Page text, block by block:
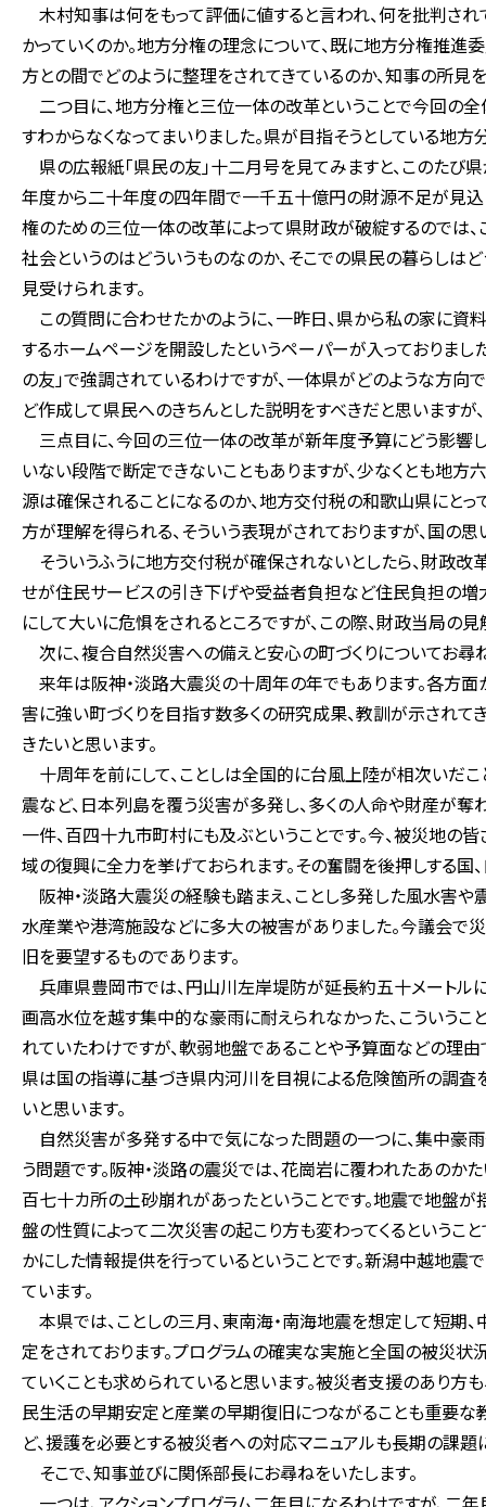
木村知事は何をもって評価に値すると言われ、何を批判さ
かっていくのか。地方分権の理念について、既に地方分権推
方との間でどのように整理をされてきているのか、知事の所見
二つ目に、地方分権と三位一体の改革ということで今回の全
すわからなくなってまいりました。県が目指そうとしている地
県の広報紙「県民の友」十二月号を見てみますと、このたび
年度から二十年度の四年間で一千五十億円の財源不足が見込
権のための三位一体の改革によって県財政が破綻するのでは
社会というのはどういうものなのか、そこでの県民の暮らし
見受けられます。
この質問に合わせたかのように、一昨日、県から私の家
するホームページを開設したというペーパーが入っておりま
の友」で強調されているわけですが、一体県がどのような方向
ど作成して県民へのきちんとした説明をすべきだと思いますが
三点目に、今回の三位一体の改革が新年度予算にどう影響
いない段階で断定できないこともありますが、少なくとも地
源は確保されることになるのか、地方交付税の和歌山県にと
方が理解を得られる、そういう表現がされておりますが、国の
そういうふうに地方交付税が確保されないとしたら、財政改
せが住民サービスの引き下げや受益者負担など住民負担の増
にして大いに危惧をされるところですが、この際、財政当局の
次に、複合自然災害への備えと安心の町づくりについてお尋
来年は阪神・淡路大震災の十周年の年でもあります。各方
害に強い町づくりを目指す数多くの研究成果、教訓が示され
きたいと思います。
十周年を前にして、ことしは全国的に台風上陸が相次いだ
震など、日本列島を覆う災害が多発し、多くの人命や財産が
一件、百四十九市町村にも及ぶということです。今、被災地の
域の復興に全力を挙げておられます。その奮闘を後押しする国
阪神・淡路大震災の経験も踏まえ、ことし多発した風水害
水産業や港湾施設などに多大の被害がありました。今議会で
旧を要望するものであります。
兵庫県豊岡市では、円山川左岸堤防が延長約五十メートル
画高水位を越す集中的な豪雨に耐えられなかった、こういう
れていたわけですが、軟弱地盤であることや予算面などの理由
県は国の指導に基づき県内河川を目視による危険箇所の調査
いと思います。
自然災害が多発する中で気になった問題の一つに、集中豪
う問題です。阪神・淡路の震災では、花崗岩に覆われたあの
百七十カ所の土砂崩れがあったということです。地震で地盤
盤の性質によって二次災害の起こり方も変わってくるというこ
かにした情報提供を行っているということです。新潟中越地
ています。
本県では、ことしの三月、東南海・南海地震を想定して短期
定をされております。プログラムの確実な実施と全国の被災
ていくことも求められていると思います。被災者支援のあり方
民生活の早期安定と産業の早期復旧につながることも重要な
ど、援護を必要とする被災者への対応マニュアルも長期の課
そこで、知事並びに関係部長にお尋ねをいたします。